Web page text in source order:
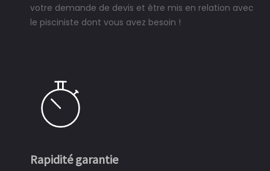
votre demande de devis et être mis en relation avec
le pisciniste dont vous avez besoin !
Rapidité garantie